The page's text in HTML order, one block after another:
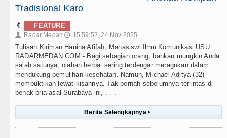
Tradisional Karo
🔖 FEATURE
👤 Radar Medan 🕔 15:59:52, 24 Nov 2025
Tulisan Kiriman Hanina Afifah, Mahasiswi Ilmu Komunikasi USU
RADARMEDAN.COM - Bagi sebagian orang, bahkan mungkin Anda
salah satunya, olahan herbal sering terdengar meragukan dalam
mendukung pemulihan kesehatan. Namun, Michael Aditya (32)
membuktikan lewat kisahnya. Tak pernah sebelumnya terlintas di
benak pria asal Surabaya ini, . . .
Berita Selengkapnya ▸